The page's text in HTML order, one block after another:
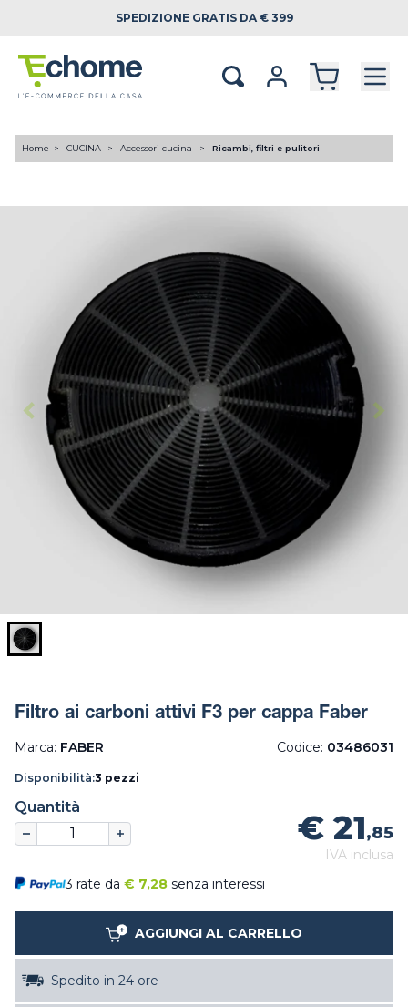
SPEDIZIONE GRATIS DA € 399
Home CUCINA Accessori cucina Ricambi, filtri e pulitori
Filtro ai carboni attivi F3 per cappa Faber
Marca: FABER Codice: 03486031
Disponibilità:3 pezzi
Quantità
€ 21,85
IVA inclusa
3 rate da € 7,28 senza interessi
AGGIUNGI AL CARRELLO
Spedito in 24 ore